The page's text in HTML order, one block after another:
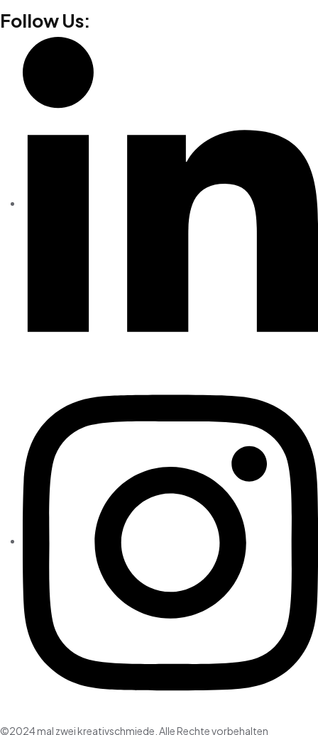
Follow Us:
©2024 mal zwei kreativschmiede. Alle Rechte vorbehalten